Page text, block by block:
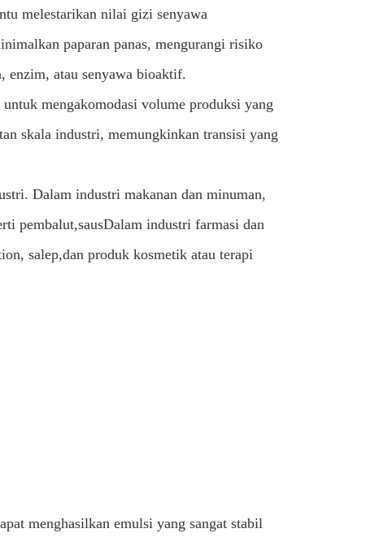
melestarikan nilai gizi senyawa
paparan panas, mengurangi risiko
enzim, atau senyawa bioaktif.
mengakomodasi volume produksi yang
skala industri, memungkinkan transisi yang
Dalam industri makanan dan minuman,
pembalut,sausDalam industri farmasi dan
salep,dan produk kosmetik atau terapi
menghasilkan emulsi yang sangat stabil